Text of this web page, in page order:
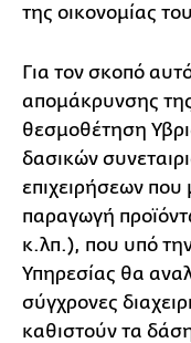
της οικονομίας
Για τον σκοπό
απομάκρυνσης
θεσμοθέτηση
δασικών
επιχειρήσεων που
παραγωγή
κ.λπ.), που υπό
Υπηρεσίας θα
σύγχρονες
καθιστούν τα